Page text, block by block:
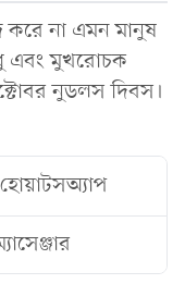
না এমন মানুষ
এবং মুখরোচক
নুডলস দিবস।